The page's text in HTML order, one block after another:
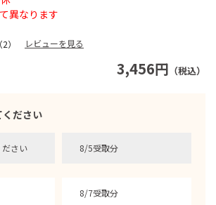
3,456円 （税込）
ださい
ださい 8/5受取分
8/7受取分
異なります
（2） レビューを見る